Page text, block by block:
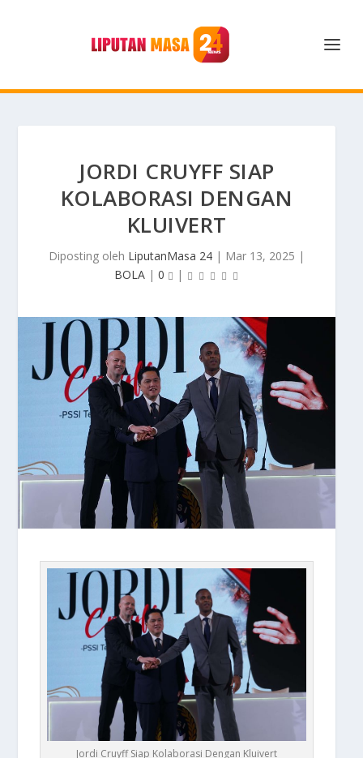
JORDI CRUYFF SIAP
KOLABORASI DENGAN
KLUIVERT
Diposting oleh LiputanMasa 24 | Mar 13, 2025 |
BOLA| 0 |
Jordi Cruyff Siap Kolaborasi Dengan Kluivert